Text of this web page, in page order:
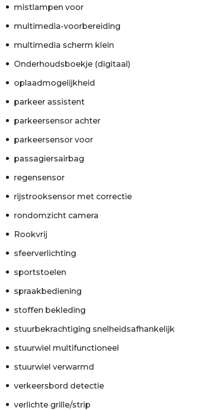
mistlampen voor
multimedia-voorbereiding
multimedia scherm klein
Onderhoudsboekje (digitaal)
oplaadmogelijkheid
parkeer assistent
parkeersensor achter
parkeersensor voor
passagiersairbag
regensensor
rijstrooksensor met correctie
rondomzicht camera
Rookvrij
sfeerverlichting
sportstoelen
spraakbediening
stoffen bekleding
stuurbekrachtiging snelheidsafhankelijk
stuurwiel multifunctioneel
stuurwiel verwarmd
verkeersbord detectie
verlichte grille/strip